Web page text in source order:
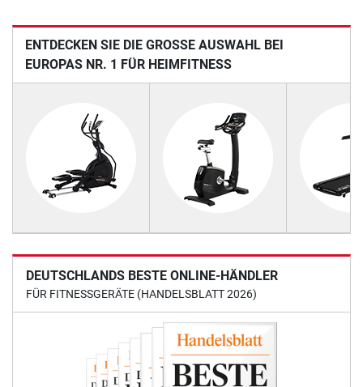
ENTDECKEN SIE DIE GROSSE AUSWAHL BEI E
UROPAS NR. 1 FÜR HEIMFITNESS
DEUTSCHLANDS BESTE ONLINE-HÄNDLER
FÜR FITNESSGERÄTE (HANDELSBLATT 2026)